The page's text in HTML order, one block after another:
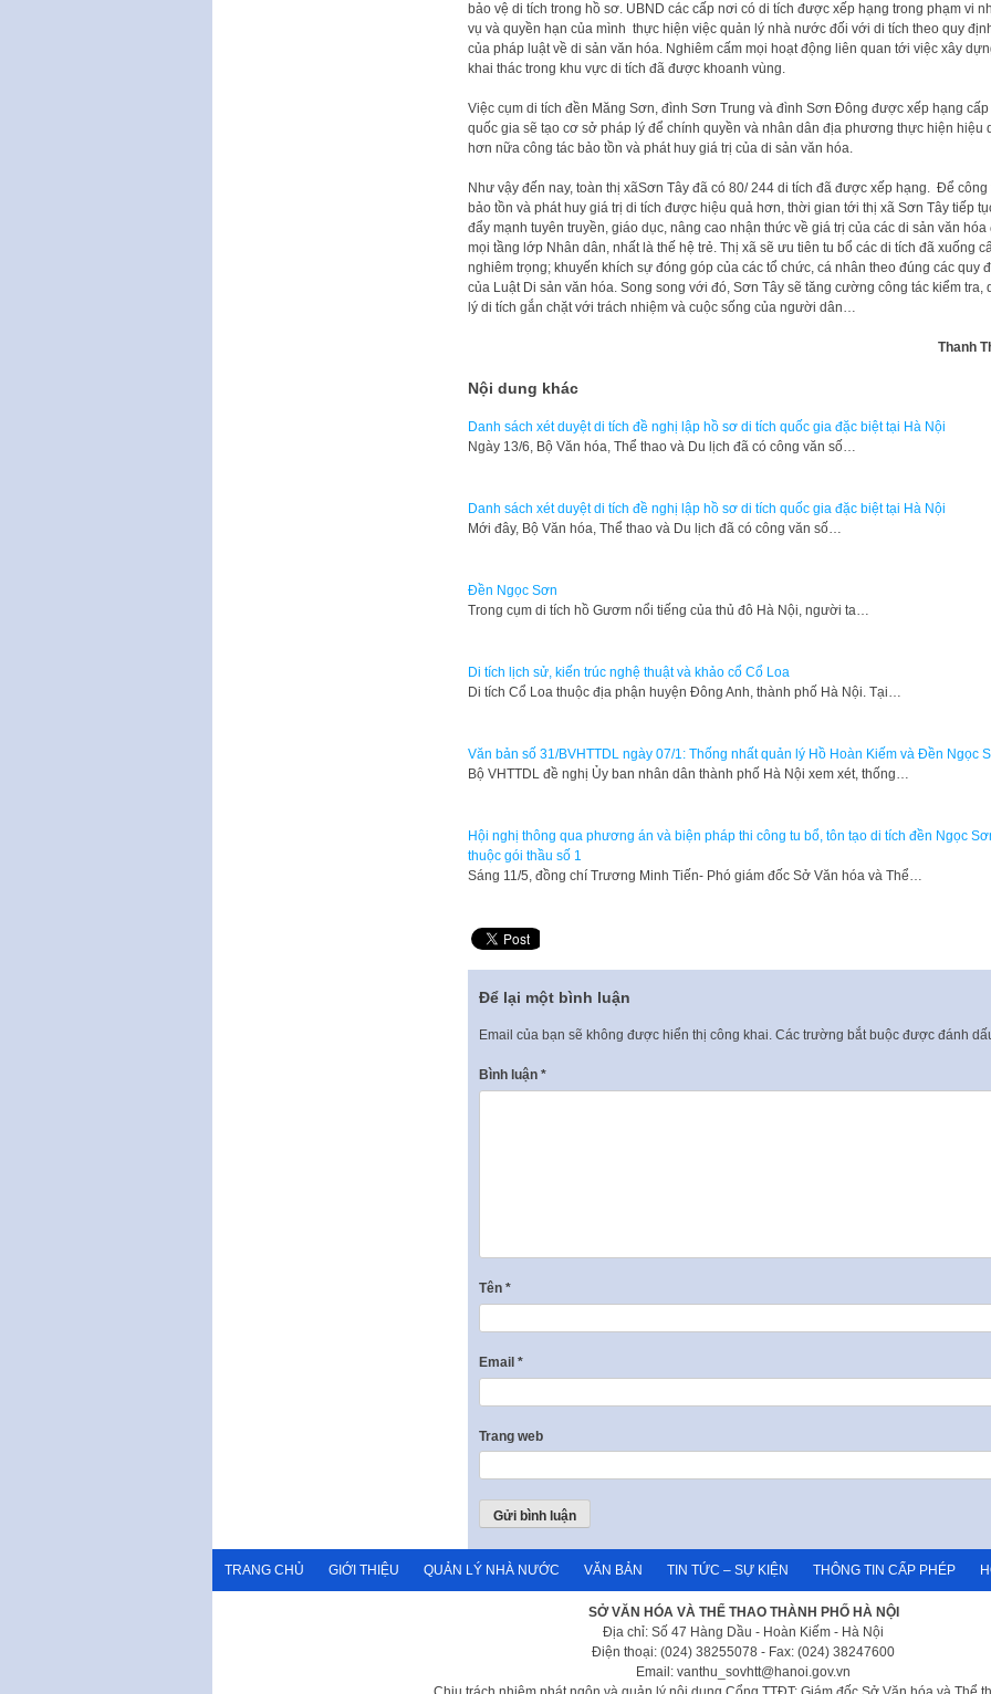
bảo vệ di tích trong hồ sơ. UBND các cấp nơi có di tích được xếp hạng trong phạm vi
vụ và quyền hạn của mình thực hiện việc quản lý nhà nước đối với di tích theo quy
của pháp luật về di sản văn hóa. Nghiêm cấm mọi hoạt động liên quan tới việc xây
khai thác trong khu vực di tích đã được khoanh vùng.
Việc cụm di tích đền Măng Sơn, đình Sơn Trung và đình Sơn Đông được xếp hạng cấp
quốc gia sẽ tạo cơ sở pháp lý để chính quyền và nhân dân địa phương thực hiện hiệu
hơn nữa công tác bảo tồn và phát huy giá trị của di sản văn hóa.
Như vậy đến nay, toàn thị xãSơn Tây đã có 80/ 244 di tích đã được xếp hạng. Để công
bảo tồn và phát huy giá trị di tích được hiệu quả hơn, thời gian tới thị xã Sơn Tây tiếp
đẩy mạnh tuyên truyền, giáo dục, nâng cao nhận thức về giá trị của các di sản văn hóa
mọi tầng lớp Nhân dân, nhất là thế hệ trẻ. Thị xã sẽ ưu tiên tu bổ các di tích đã xuống
nghiêm trọng; khuyến khích sự đóng góp của các tổ chức, cá nhân theo đúng các quy
của Luật Di sản văn hóa. Song song với đó, Sơn Tây sẽ tăng cường công tác kiểm tra,
lý di tích gắn chặt với trách nhiệm và cuộc sống của người dân…
Thanh
Nội dung khác
Danh sách xét duyệt di tích đề nghị lập hồ sơ di tích quốc gia đặc biệt tại Hà Nội
Ngày 13/6, Bộ Văn hóa, Thể thao và Du lịch đã có công văn số…
Danh sách xét duyệt di tích đề nghị lập hồ sơ di tích quốc gia đặc biệt tại Hà Nội
Mới đây, Bộ Văn hóa, Thể thao và Du lịch đã có công văn số…
Đền Ngọc Sơn
Trong cụm di tích hồ Gươm nổi tiếng của thủ đô Hà Nội, người ta…
Di tích lịch sử, kiến trúc nghệ thuật và khảo cổ Cổ Loa
Di tích Cổ Loa thuộc địa phận huyện Đông Anh, thành phố Hà Nội. Tại…
Văn bản số 31/BVHTTDL ngày 07/1: Thống nhất quản lý Hồ Hoàn Kiếm và Đền Ngọc
Bộ VHTTDL đề nghị Ủy ban nhân dân thành phố Hà Nội xem xét, thống…
Hội nghị thông qua phương án và biện pháp thi công tu bổ, tôn tạo di tích đền Ngọc
thuộc gói thầu số 1
Sáng 11/5, đồng chí Trương Minh Tiến- Phó giám đốc Sở Văn hóa và Thể…
Để lại một bình luận
Email của bạn sẽ không được hiển thị công khai. Các trường bắt buộc được đánh
Bình luận *
Tên *
Email *
Trang web
TRANG CHỦ GIỚI THIỆU QUẢN LÝ NHÀ NƯỚC VĂN BẢN TIN TỨC – SỰ KIỆN THÔNG TIN CẤP PHÉP
SỞ VĂN HÓA VÀ THỂ THAO THÀNH PHỐ HÀ NỘI
Địa chỉ: Số 47 Hàng Dầu - Hoàn Kiếm - Hà Nội
Điện thoại: (024) 38255078 - Fax: (024) 38247600
Email: vanthu_sovhtt@hanoi.gov.vn